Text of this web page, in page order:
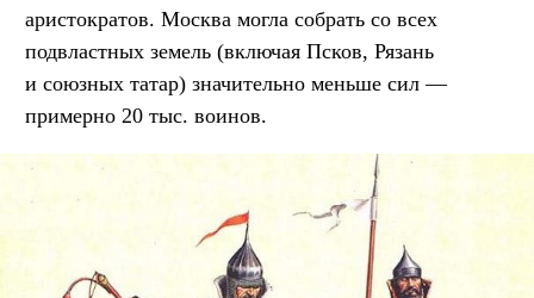
аристократов. Москва могла собрать со всех
подвластных земель (включая Псков, Рязань
и союзных татар) значительно меньше сил —
примерно 20 тыс. воинов.